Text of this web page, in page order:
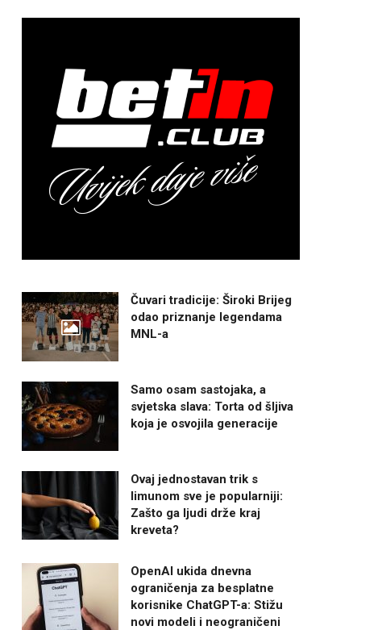
Čuvari tradicije: Široki Brijeg
odao priznanje legendama
MNL-a
Samo osam sastojaka, a
svjetska slava: Torta od šljiva
koja je osvojila generacije
Ovaj jednostavan trik s
limunom sve je popularniji:
Zašto ga ljudi drže kraj
kreveta?
OpenAI ukida dnevna
ograničenja za besplatne
korisnike ChatGPT-a: Stižu
novi modeli i neograničeni